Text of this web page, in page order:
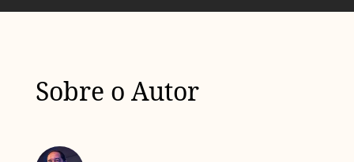
Sobre o Autor